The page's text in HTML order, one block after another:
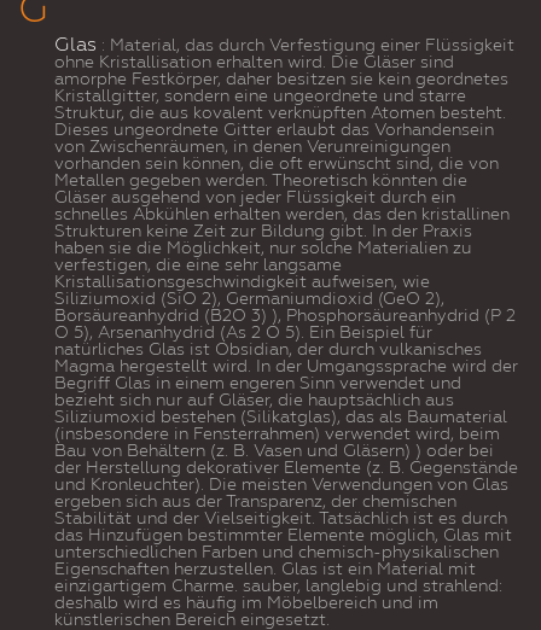
Glas : Material, das durch Verfestigung einer Flüssigkeit
ohne Kristallisation erhalten wird. Die Gläser sind
amorphe Festkörper, daher besitzen sie kein geordnetes
Kristallgitter, sondern eine ungeordnete und starre
Struktur, die aus kovalent verknüpften Atomen besteht.
Dieses ungeordnete Gitter erlaubt das Vorhandensein
von Zwischenräumen, in denen Verunreinigungen
vorhanden sein können, die oft erwünscht sind, die von
Metallen gegeben werden. Theoretisch könnten die
Gläser ausgehend von jeder Flüssigkeit durch ein
schnelles Abkühlen erhalten werden, das den kristallinen
Strukturen keine Zeit zur Bildung gibt. In der Praxis
haben sie die Möglichkeit, nur solche Materialien zu
verfestigen, die eine sehr langsame
Kristallisationsgeschwindigkeit aufweisen, wie
Siliziumoxid (SiO 2), Germaniumdioxid (GeO 2),
Borsäureanhydrid (B2O 3) ), Phosphorsäureanhydrid (P 2
O 5), Arsenanhydrid (As 2 O 5). Ein Beispiel für
natürliches Glas ist Obsidian, der durch vulkanisches
Magma hergestellt wird. In der Umgangssprache wird der
Begriff Glas in einem engeren Sinn verwendet und
bezieht sich nur auf Gläser, die hauptsächlich aus
Siliziumoxid bestehen (Silikatglas), das als Baumaterial
(insbesondere in Fensterrahmen) verwendet wird, beim
Bau von Behältern (z. B. Vasen und Gläsern) ) oder bei
der Herstellung dekorativer Elemente (z. B. Gegenstände
und Kronleuchter). Die meisten Verwendungen von Glas
ergeben sich aus der Transparenz, der chemischen
Stabilität und der Vielseitigkeit. Tatsächlich ist es durch
das Hinzufügen bestimmter Elemente möglich, Glas mit
unterschiedlichen Farben und chemisch-physikalischen
Eigenschaften herzustellen. Glas ist ein Material mit
einzigartigem Charme. sauber, langlebig und strahlend:
deshalb wird es häufig im Möbelbereich und im
künstlerischen Bereich eingesetzt.